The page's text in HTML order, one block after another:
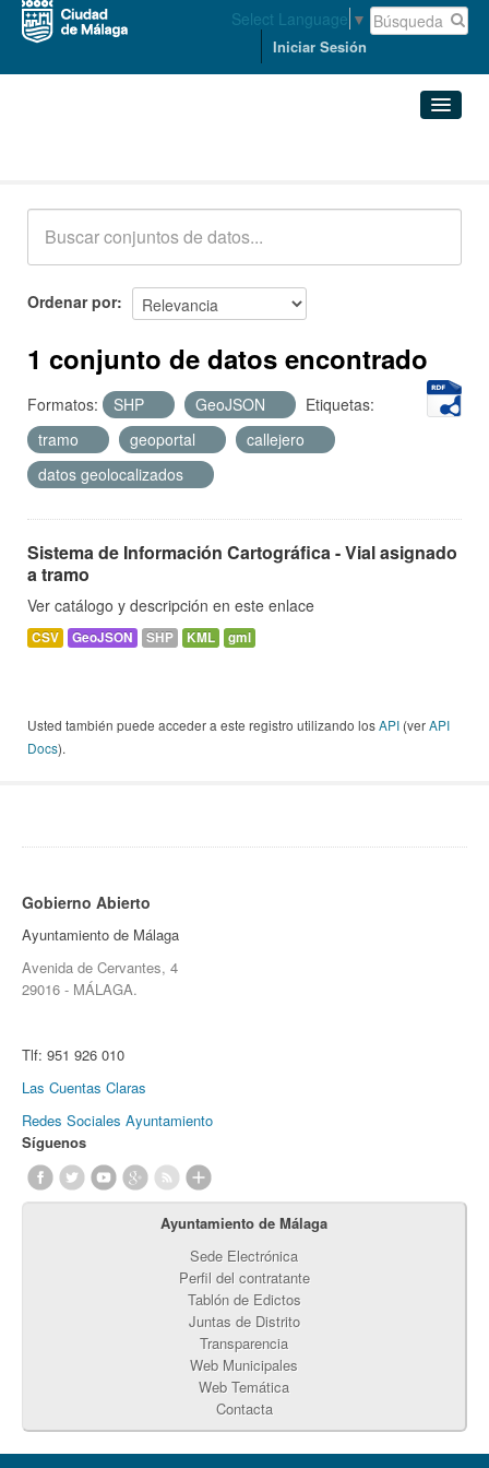
Select Language ▼
Iniciar Sesión
Acerca de
Ordenar por
1 conjunto de datos encontrado
Formatos: SHP GeoJSON
Etiquetas:
tramo
geoportal
callejero
datos geolocalizados
Sistema de Información Cartográfica - Vial asignado
a tramo
Ver catálogo y descripción en este enlace
CSV GeoJSON SHP KML gml
Usted también puede acceder a este registro utilizando losAPI (verAPI
Docs).
Gobierno Abierto
Ayuntamiento de Málaga
Avenida de Cervantes, 4
29016 - MÁLAGA.
Tlf: 951 926 010
Las Cuentas Claras
Redes Sociales Ayuntamiento
Síguenos
Ayuntamiento de Málaga
Sede Electrónica
Perfil del contratante
Tablón de Edictos
Juntas de Distrito
Transparencia
Web Municipales
Web Temática
Contacta